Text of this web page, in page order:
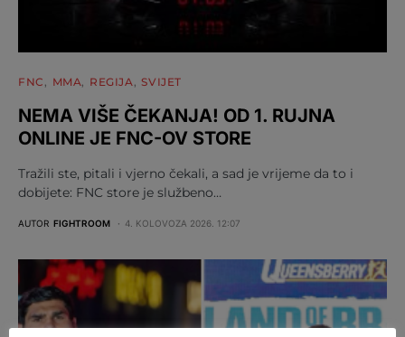
FNC MMA REGIJA SVIJET
NEMA VIŠE ČEKANJA! OD 1. RUJNA
ONLINE JE FNC-OV STORE
Tražili ste, pitali i vjerno čekali, a sad je vrijeme da to i
dobijete: FNC store je službeno…
AUTOR FIGHTROOM 4. KOLOVOZA 2026. 12:07